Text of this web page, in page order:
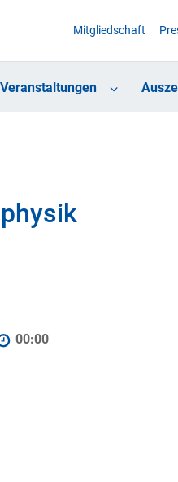
Mitgliedschaft
Veranstaltungen
00:00